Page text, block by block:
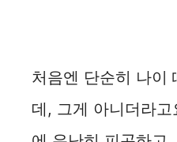
처음엔 단순히 나이
데, 그게 아니더라